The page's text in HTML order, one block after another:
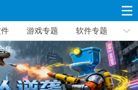
游戏专题 软件专题 新闻资讯
射击枪战
8693款应用
策略塔防
10014款应用
游戏专题 软件专题
集